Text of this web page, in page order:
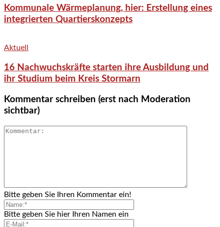
Kommunale Wärmeplanung, hier: Erstellung eines
integrierten Quartierskonzepts
Aktuell
16 Nachwuchskräfte starten ihre Ausbildung und
ihr Studium beim Kreis Stormarn
Kommentar schreiben (erst nach Moderation
sichtbar)
Bitte geben Sie Ihren Kommentar ein!
Bitte geben Sie hier Ihren Namen ein